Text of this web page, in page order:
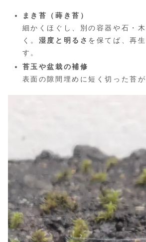
まき苔（蒔き苔）
細かくほぐし、別の容器や石・
く。 湿度と明るさ を保てば、再
す。
苔玉や盆栽の補修
表面の隙間埋めに短く切った苔が